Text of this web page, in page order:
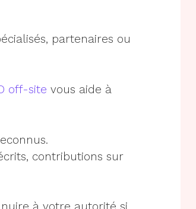
partenaires ou
off-site vous aide à
contributions sur